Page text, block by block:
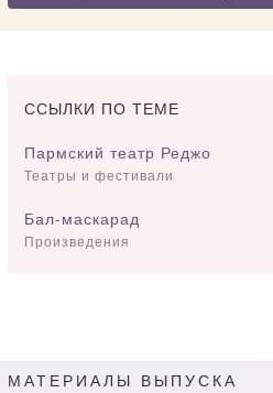
ССЫЛКИ ПО ТЕМЕ
Пармский театр Реджо
Театры и фестивали
Бал-маскарад
Произведения
МАТЕРИАЛЫ ВЫПУСКА